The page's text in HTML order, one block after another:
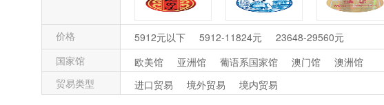
澳之味 澳門花酒 澳茅
Dom Duarte NINFA
梨山冠軍有機茶 禮采 LI CHA BE AROMATIC
价格 5912元以下 5912-11824元 23648-29560元
国家馆
欧美馆 亚洲馆 葡语系国家馆 澳门馆
澳洲馆
贸易类型
进口贸易 境外贸易
境内贸易